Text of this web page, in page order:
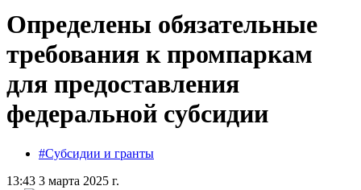
Определены обязательные
требования к промпаркам
для предоставления
федеральной субсидии
#Субсидии и гранты
13:43 3 марта 2025 г.